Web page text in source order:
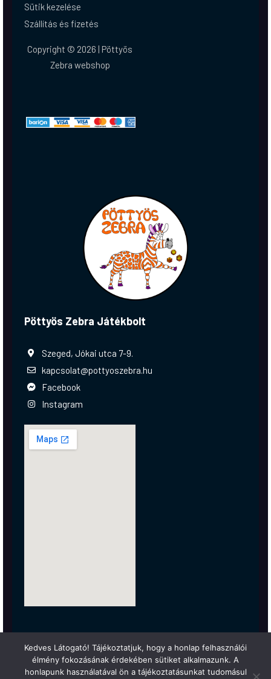
Sütik kezelése
Szállítás és fizetés
Copyright © 2026 | Pöttyös
Zebra webshop
Pöttyös Zebra Játékbolt
Szeged, Jókai utca 7-9.
kapcsolat@pottyoszebra.hu
Facebook
Instagram
Kedves Látogató! Tájékoztatjuk, hogy a honlap felhasználói
élmény fokozásának érdekében sütiket alkalmazunk. A
honlapunk használatával ön a tájékoztatásunkat tudomásul